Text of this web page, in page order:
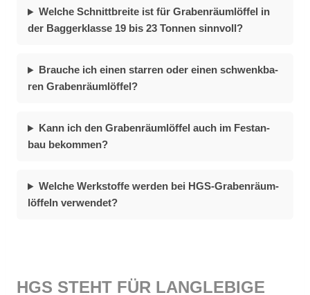
Wel­che Schnitt­brei­te ist für Gra­ben­räum­löf­fel in
der Bag­ger­klas­se 19 bis 23 Ton­nen sinn­voll?
Brau­che ich ei­nen star­ren oder ei­nen schwenk­ba­
ren Gra­ben­räum­löf­fel?
Kann ich den Gra­ben­räum­löf­fel auch im Fest­an­
bau be­kom­men?
Wel­che Werk­stof­fe wer­den bei HGS-Gra­ben­räum­
löf­feln ver­wen­det?
HGS STEHT FÜR LANG­LE­BI­GE